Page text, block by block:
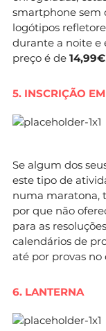
smartphone sem
logótipos
durante a noite e
preço é de 14,99€
5. INSCRIÇÃO
Se algum dos
este tipo de
numa maratona,
por que não
para as
calendários de
até por provas no
6. LANTERNA